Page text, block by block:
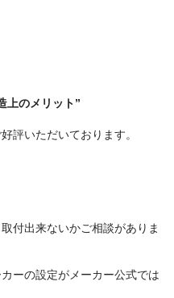
上のメリット”
評いただいております。
付出来ないかご相談がありま
ーの設定がメーカー公式では